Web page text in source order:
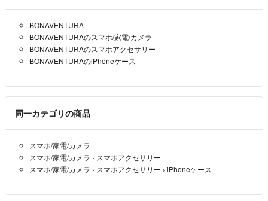
BONAVENTURA
BONAVENTURAのスマホ/家電/カメラ
BONAVENTURAのスマホアクセサリー
BONAVENTURAのiPhoneケース
同一カテゴリの商品
スマホ/家電/カメラ
スマホ/家電/カメラ › スマホアクセサリー
スマホ/家電/カメラ › スマホアクセサリー › iPhoneケース